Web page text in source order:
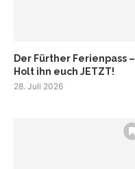
Der Fürther Ferienpass –
Holt ihn euch JETZT!
28. Juli 2026